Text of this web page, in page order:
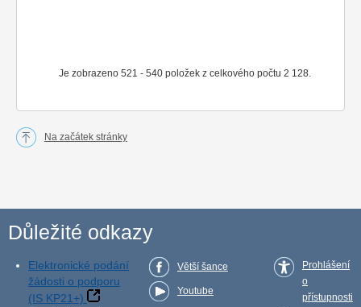
Je zobrazeno 521 - 540 položek z celkového počtu 2 128.
Na začátek stránky
Důležité odkazy
Elektronické podání
žádosti o podporu
(IS KP21+)
Větší šance
Youtube
Prohlášení
o
přístupnosti